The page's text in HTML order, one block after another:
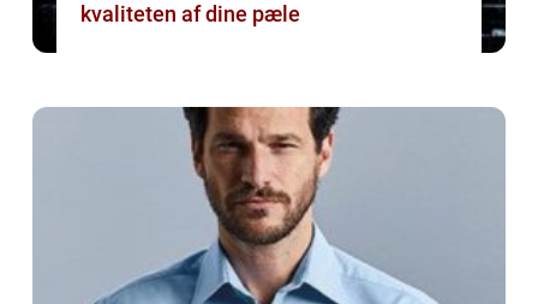
kvaliteten af dine pæle